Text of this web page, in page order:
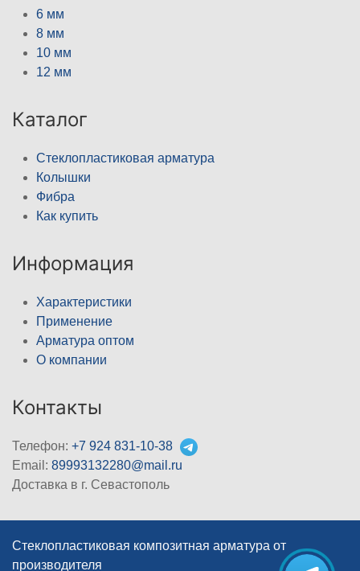
6 мм
8 мм
10 мм
12 мм
Каталог
Стеклопластиковая арматура
Колышки
Фибра
Как купить
Информация
Характеристики
Применение
Арматура оптом
О компании
Контакты
Телефон: +7 924 831-10-38
Email: 89993132280@mail.ru
Доставка в г. Севастополь
Стеклопластиковая композитная арматура от
производителя